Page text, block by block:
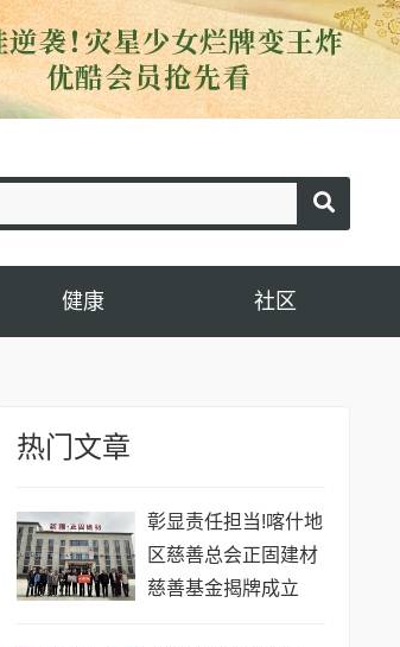
健康 社区
热门文章
彰显责任担当!喀什地
区慈善总会正固建材
慈善基金揭牌成立